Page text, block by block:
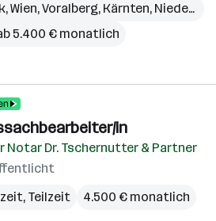
,Wien,Voralberg, Kärnten, Niederösterreich
5.400 € monatlich
in
Notar Dr. Tschernutter & Partner
Teilzeit 4.500 € monatlich